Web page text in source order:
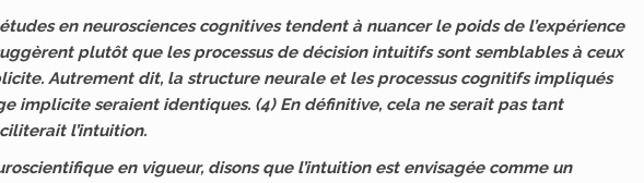
en neurosciences cognitives tendent à nuancer le poids de l’expérience
plutôt que les processus de décision intuitifs sont semblables à ceux
Autrement dit, la structure neurale et les processus cognitifs impliqués
implicite seraient identiques. (4) En définitive, cela ne serait pas tant
l’intuition.
en vigueur, disons que l’intuition est envisagée comme un